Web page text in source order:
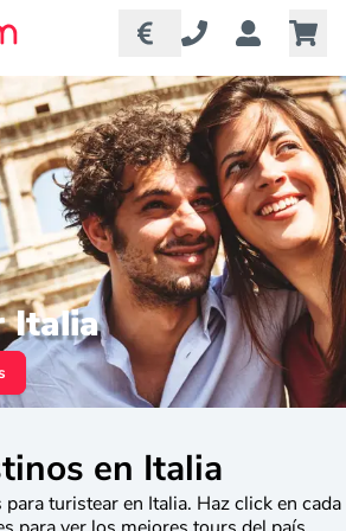
Italia
en Italia
turistear en Italia. Haz click en cada